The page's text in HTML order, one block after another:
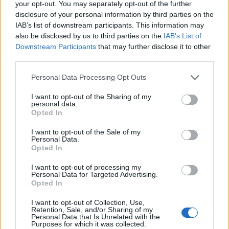
your opt-out. You may separately opt-out of the further
disclosure of your personal information by third parties on the
IAB’s list of downstream participants. This information may
also be disclosed by us to third parties on the IAB’s List of
Downstream Participants that may further disclose it to other
Personal Data Processing Opt Outs
I want to opt-out of the Sharing of my
personal data.
Opted In
I want to opt-out of the Sale of my
Personal Data.
Opted In
I want to opt-out of processing my
Personal Data for Targeted Advertising.
Opted In
I want to opt-out of Collection, Use,
Retention, Sale, and/or Sharing of my
Personal Data that Is Unrelated with the
Purposes for which it was collected.
Años Internacionales
Qué se celebra el día de mi cumpleaños
Eventos internacionales de cultura
Los mejores canales de Youtube según
nuestra audiencia. ¡Participa!
Crea una cuenta atrás para el evento que
¿Qué día crearías tu?
Calendarios
Calendario Laboral por municipios
(España)
Calendario Laboral (España) 2026